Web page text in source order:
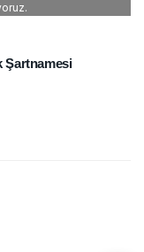
Şartnamesi